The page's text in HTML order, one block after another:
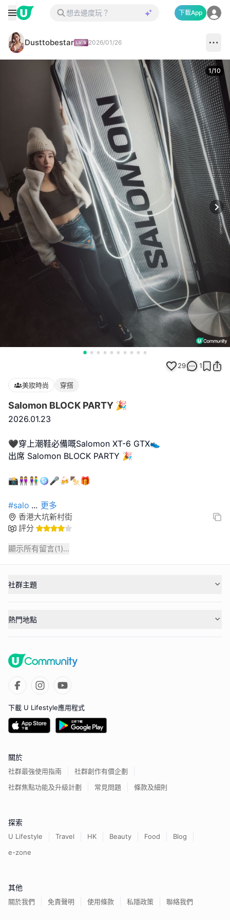
下載App
Dusttobestar 2026/01/26
1/10
29 1
美妝時尚 穿搭
Salomon BLOCK PARTY 🎉
2026.01.23
🖤穿上潮鞋必備嘅Salomon XT-6 GTX👟
出席 Salomon BLOCK PARTY 🎉
📸👭👫🪩🎤🍻🍢🎁
#salo ... 更多
香港大坑新村街
評分
顯示所有留言(1)...
社群主題
熱門地點
下載 U Lifestyle應用程式
關於
社群最強使用指南
社群創作有價企劃
社群焦點功能及升級計劃
常見問題 條款及細則
探索
U Lifestyle Travel HK Beauty Food
Blog
e-zone
其他
關於我們 免責聲明 使用條款 私隱政策 聯絡我們